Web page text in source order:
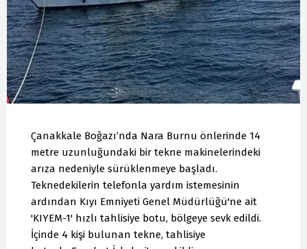
Çanakkale Boğazı’nda Nara Burnu önlerinde 14
metre uzunluğundaki bir tekne makinelerindeki
arıza nedeniyle sürüklenmeye başladı.
Teknedekilerin telefonla yardım istemesinin
ardından Kıyı Emniyeti Genel Müdürlüğü'ne ait
'KIYEM-1' hızlı tahlisiye botu, bölgeye sevk edildi.
İçinde 4 kişi bulunan tekne, tahlisiye